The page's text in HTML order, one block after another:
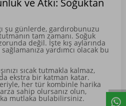
ve Atkı: Soğuktan
şu günlerde, gardırobunuzu
tam zamanı. Soğuk
değil. İşte kış aylarında
sağlamanıza yardımcı olacak bu
sıcak tutmakla kalmaz,
ekstra bir katman katar.
her tür kombinle harika
sahip olursanız olun,
mutlaka bulabilirsiniz.